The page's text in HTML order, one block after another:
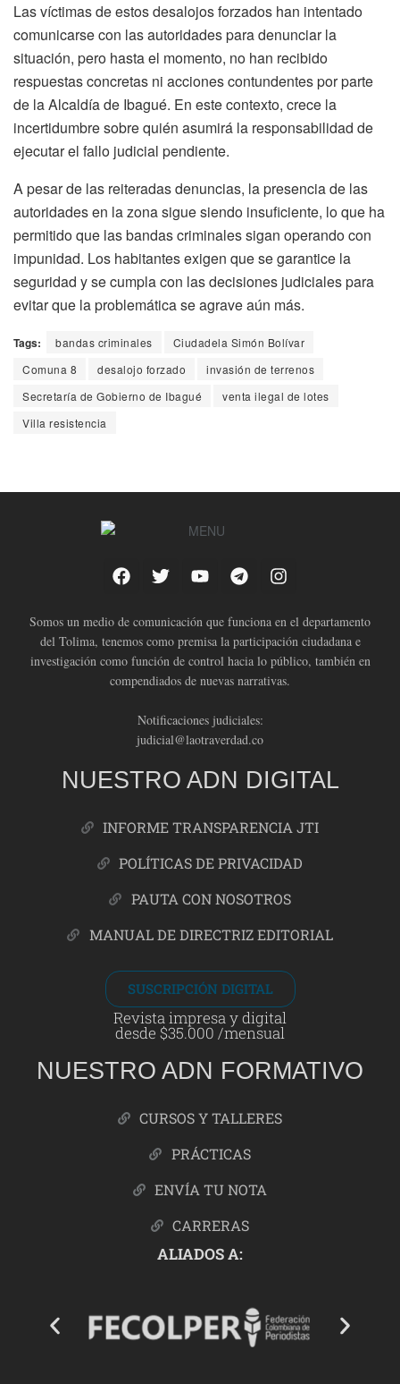
Las víctimas de estos desalojos forzados han intentado
comunicarse con las autoridades para denunciar la
situación, pero hasta el momento, no han recibido
respuestas concretas ni acciones contundentes por parte
de la Alcaldía de Ibagué. En este contexto, crece la
incertidumbre sobre quién asumirá la responsabilidad de
ejecutar el fallo judicial pendiente.
A pesar de las reiteradas denuncias, la presencia de las
autoridades en la zona sigue siendo insuficiente, lo que ha
permitido que las bandas criminales sigan operando con
impunidad. Los habitantes exigen que se garantice la
seguridad y se cumpla con las decisiones judiciales para
evitar que la problemática se agrave aún más.
Tags: bandas criminales
Ciudadela Simón Bolívar
Comuna 8
desalojo forzado
invasión de terrenos
Secretaría de Gobierno de Ibagué
venta ilegal de lotes
Villa resistencia
Somos un medio de comunicación que funciona en el departamento
del Tolima, tenemos como premisa la participación ciudadana e
investigación como función de control hacia lo público, también en
compendiados de nuevas narrativas.
Notificaciones judiciales:
judicial@laotraverdad.co
NUESTRO ADN DIGITAL
INFORME TRANSPARENCIA JTI
POLÍTICAS DE PRIVACIDAD
PAUTA CON NOSOTROS
MANUAL DE DIRECTRIZ EDITORIAL
SUSCRIPCIÓN DIGITAL
Revista impresa y digital
desde $35.000 /mensual
NUESTRO ADN FORMATIVO
CURSOS Y TALLERES
PRÁCTICAS
ENVÍA TU NOTA
CARRERAS
ALIADOS A: